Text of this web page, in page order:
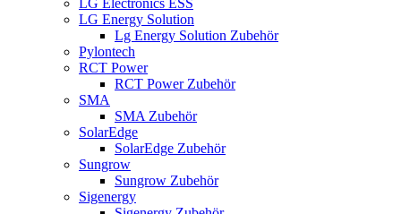
LG Electronics ESS
LG Energy Solution
Lg Energy Solution Zubehör
Pylontech
RCT Power
RCT Power Zubehör
SMA
SMA Zubehör
SolarEdge
SolarEdge Zubehör
Sungrow
Sungrow Zubehör
Sigenergy